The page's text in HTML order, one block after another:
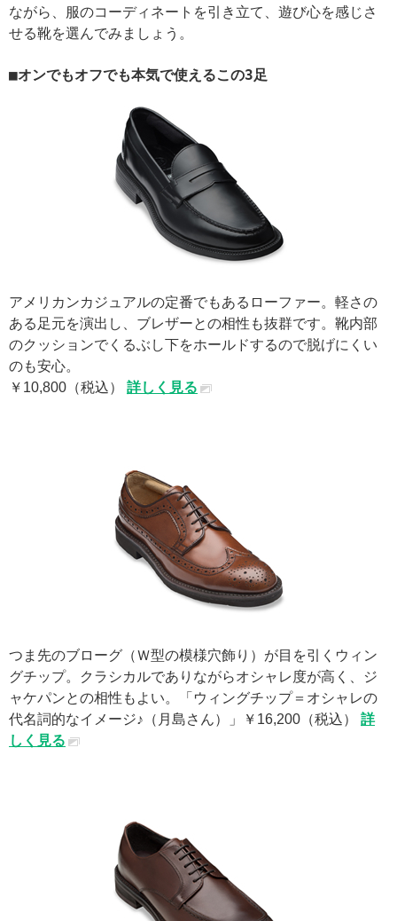
ながら、服のコーディネートを引き立て、遊び心を感じさ
せる靴を選んでみましょう。
■オンでもオフでも本気で使えるこの3足
アメリカンカジュアルの定番でもあるローファー。軽さの
ある足元を演出し、ブレザーとの相性も抜群です。靴内部
のクッションでくるぶし下をホールドするので脱げにくい
のも安心。
￥10,800（税込） 詳しく見る
つま先のブローグ（Ｗ型の模様穴飾り）が目を引くウィン
グチップ。クラシカルでありながらオシャレ度が高く、ジ
ャケパンとの相性もよい。「ウィングチップ＝オシャレの
代名詞的なイメージ♪（月島さん）」￥16,200（税込） 詳
しく見る